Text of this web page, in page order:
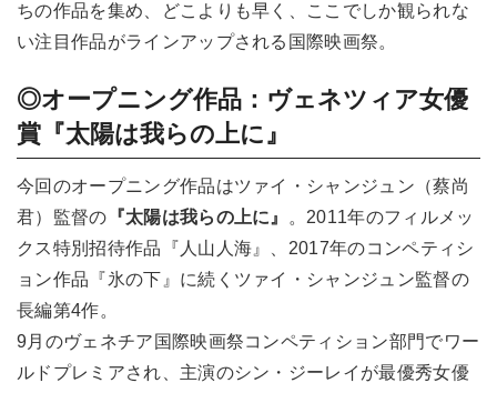
ちの作品を集め、どこよりも早く、ここでしか観られな
い注目作品がラインアップされる国際映画祭。
◎オープニング作品 ：ヴェネツィア女優
賞 『太陽は我らの上に』
今回のオープニング作品はツァイ・シャンジュン（蔡尚
君）監督の 『太陽は我らの上に』
。2011年のフィルメッ
クス特別招待作品『人山人海』、2017年のコンペティシ
ョン作品『氷の下』に続くツァイ・シャンジュン監督の
長編第4作。
9月のヴェネチア国際映画祭コンペティション部門でワー
ルドプレミアされ、主演のシン・ジーレイが最優秀女優